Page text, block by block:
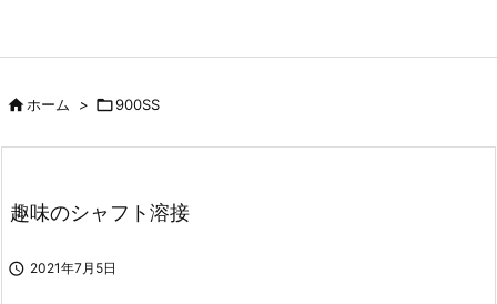
ホーム > 900SS
趣味のシャフト溶接
 2021年7月5日